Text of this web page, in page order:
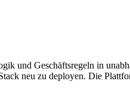
und Geschäftsregeln in
neu zu deployen. Die